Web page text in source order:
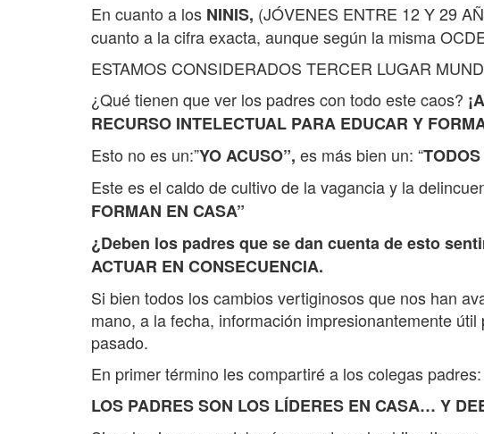
En cuanto a los NINIS, (JÓVENES ENTRE 12 Y 29
cuanto a la cifra exacta, aunque según la misma
ESTAMOS CONSIDERADOS TERCER LUGAR
¿Qué tienen que ver los padres con todo este caos?
RECURSO INTELECTUAL PARA EDUCAR Y
Esto no es un:”YO ACUSO”, es más bien un: “
Este es el caldo de cultivo de la vagancia y la
FORMAN EN CASA”
¿Deben los padres que se dan cuenta de esto
ACTUAR EN CONSECUENCIA.
Si bien todos los cambios vertiginosos que nos han
mano, a la fecha, información impresionantemente
pasado.
En primer término les compartiré a los colegas
LOS PADRES SON LOS LÍDERES EN CASA… Y